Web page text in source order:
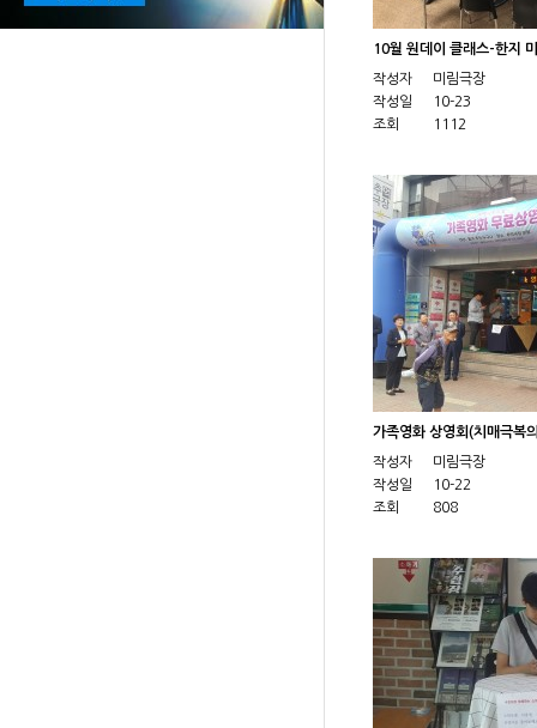
10월 원데이 클래스-한지
작성자
미림극장
작성일
10-23
조회
1112
가족영화 상영회(치매극복
작성자
미림극장
작성일
10-22
조회
808